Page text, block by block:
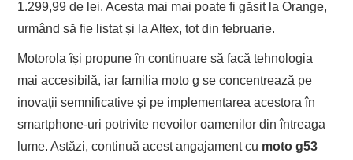
1.299,99 de lei. Acesta mai mai poate fi găsit la Orange,
urmând să fie listat și la Altex, tot din februarie.
Motorola își propune în continuare să facă tehnologia
mai accesibilă, iar familia moto g se concentrează pe
inovații semnificative și pe implementarea acestora în
smartphone-uri potrivite nevoilor oamenilor din întreaga
lume. Astăzi, continuă acest angajament cu moto g53